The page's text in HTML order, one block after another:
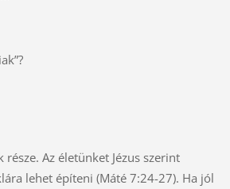
része. Az életünket Jézus szerint
lehet építeni (Máté 7:24-27). Ha jól